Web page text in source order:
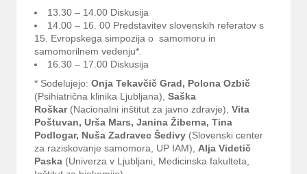
13.30 – 14.00 Diskusija
14.00 – 16. 00 Predstavitev slovenskih referatov s
15. Evropskega simpozija o samomoru in
samomorilnem vedenju*.
16.30 – 17.00 Diskusija
* Sodelujejo:Onja Tekavčič Grad, Polona Ozbič
(Psihiatrična klinika Ljubljana),Saška
Roškar (Nacionalni inštitut za javno zdravje),Vita
Poštuvan, Urša Mars, Janina Žiberna, Tina
Podlogar, Nuša Zadravec Šedivy (Slovenski center
za raziskovanje samomora, UP IAM), Alja Videtič
Paska (Univerza v Ljubljani, Medicinska fakulteta,